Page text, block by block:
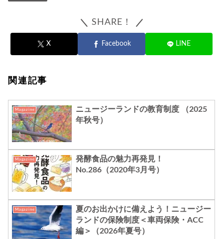
SHARE！
X Facebook LINE
関連記事
Magazine
ニュージーランドの教育制度 （2025
年秋号）
Magazine
発酵食品の魅力再発見！
No.286（2020年3月号）
Magazine
夏のお出かけに備えよう！ニュージー
ランドの保険制度＜車両保険・ACC
編＞（2026年夏号）